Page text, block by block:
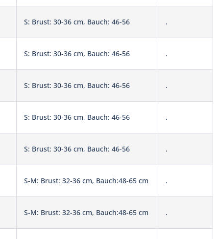
S: Brust: 30-36 cm, Bauch: 46-56 .
S: Brust: 30-36 cm, Bauch: 46-56 .
S: Brust: 30-36 cm, Bauch: 46-56 .
S: Brust: 30-36 cm, Bauch: 46-56 .
S: Brust: 30-36 cm, Bauch: 46-56 .
S-M: Brust: 32-36 cm, Bauch:48-65 cm .
S-M: Brust: 32-36 cm, Bauch:48-65 cm .